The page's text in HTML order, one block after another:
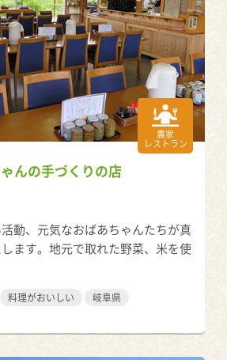
農家
レストラン
んの手づくりの店
動、元気なおばあちゃんたちが真
ます。地元で取れた野菜、米を使
料理がおいしい 岐阜県